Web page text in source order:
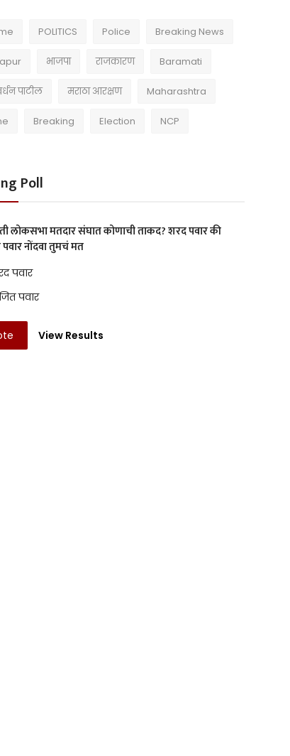
POLITICS Police Breaking News
भाजपा राजकारण Baramati
पाटील मराठा आरक्षण Maharashtra
Breaking Election NCP
Poll
लोकसभा मतदार संघात कोणाची ताकद? शरद पवार की
नोंदवा तुमचं मत
पवार
पवार
View Results